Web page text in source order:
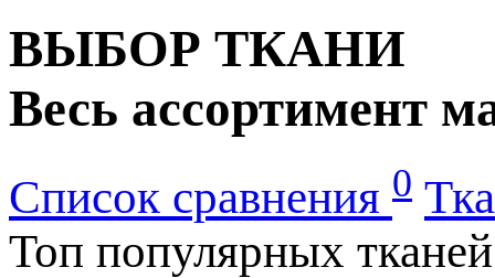
ВЫБОР ТКАНИ
Весь ассортимент
Список сравнения 0
Топ популярных тканей